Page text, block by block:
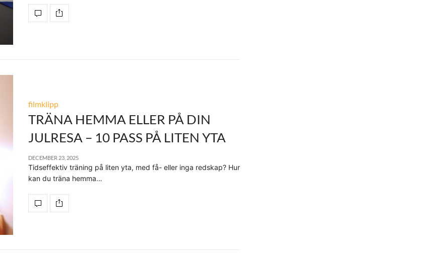
filmklipp
TRÄNA HEMMA ELLER PÅ DIN
JULRESA – 10 PASS PÅ LITEN YTA
DECEMBER 23, 2025
Tidseffektiv träning på liten yta, med få- eller inga redskap? Hur
kan du träna hemma…